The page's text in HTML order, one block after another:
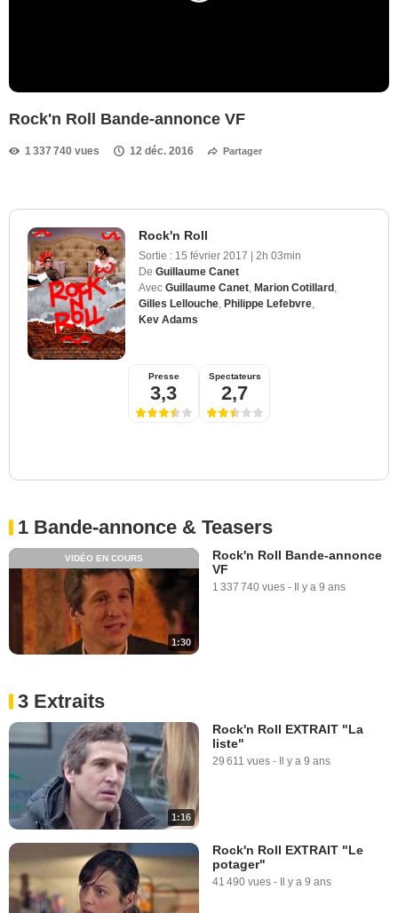
Rock'n Roll Bande-annonce VF
1 337 740 vues 12 déc. 2016 Partager
Rock'n Roll
Sortie : 15 février 2017 | 2h 03min
De Guillaume Canet
Avec Guillaume Canet Marion Cotillard
Gilles Lellouche Philippe Lefebvre
Kev Adams
Presse
3,3
Spectateurs
2,7
1 Bande-annonce & Teasers
1:30
VIDÉO EN COURS
Rock'n Roll Bande-annonce
VF
1 337 740 vues - Il y a 9 ans
3 Extraits
1:16
Rock'n Roll EXTRAIT "La
liste"
29 611 vues - Il y a 9 ans
Rock'n Roll EXTRAIT "Le
potager"
41 490 vues - Il y a 9 ans